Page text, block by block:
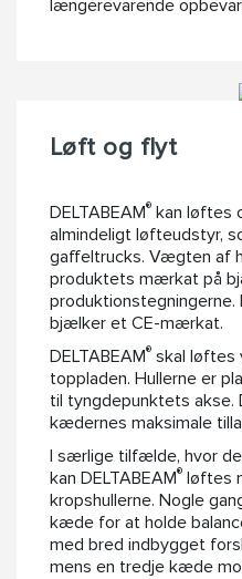
længerevarende
Løft og flyt
DELTABEAM® kan løftes
almindeligt løfteudstyr,
gaffeltrucks. Vægten af
produktets mærkat på
produktionstegningerne.
bjælker et CE-mærkat.
DELTABEAM® skal løftes
toppladen. Hullerne er
til tyngdepunktets akse​.
kædernes maksimale
I særlige tilfælde, hvor
kan DELTABEAM® løftes
kropshullerne. Nogle
kæde for at holde
med bred indbygget
mens en tredje kæde